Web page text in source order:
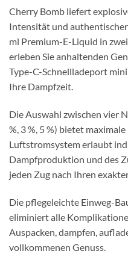
Cherry Bomb liefert
Intensität und
ml Premium-E-Liquid in
erleben Sie anhaltenden
Type-C-Schnellladeport
Ihre Dampfzeit.
Die Auswahl zwischen vier
%, 3 %, 5 %) bietet
Luftstromsystem erlaubt
Dampfproduktion und des
jeden Zug nach Ihren
Die pflegeleichte Einweg-
eliminiert alle
Auspacken, dampfen,
vollkommenen Genuss.